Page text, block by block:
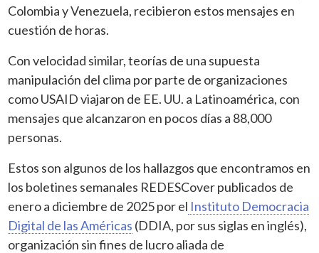
Colombia y Venezuela, recibieron estos mensajes en
cuestión de horas.
Con velocidad similar, teorías de una supuesta
manipulación del clima por parte de organizaciones
como USAID viajaron de EE. UU. a Latinoamérica, con
mensajes que alcanzaron en pocos días a 88,000
personas.
Estos son algunos de los hallazgos que encontramos en
los boletines semanales REDESCover publicados de
enero a diciembre de 2025 por el Instituto Democracia
Digital de las Américas (DDIA, por sus siglas en inglés),
organización sin fines de lucro aliada de